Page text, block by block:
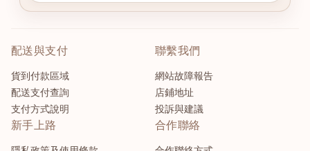
配送與支付
貨到付款區域
配送支付查詢
支付方式說明
聯繫我們
網站故障報告
店鋪地址
投訴與建議
新手上路 合作聯絡